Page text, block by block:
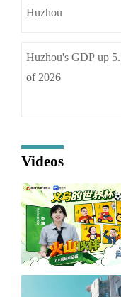
Huzhou
Huzhou's GDP up
of 2026
Videos